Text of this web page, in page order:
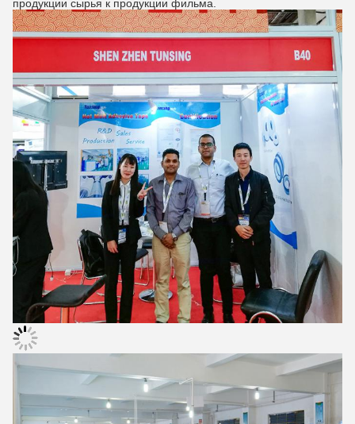
продукции сырья к продукции фильма.